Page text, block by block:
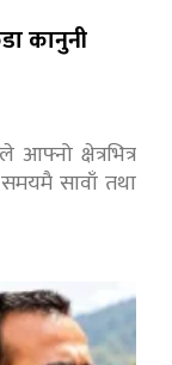
कानुनी
क्षेत्रभित्र
सावाँ तथा